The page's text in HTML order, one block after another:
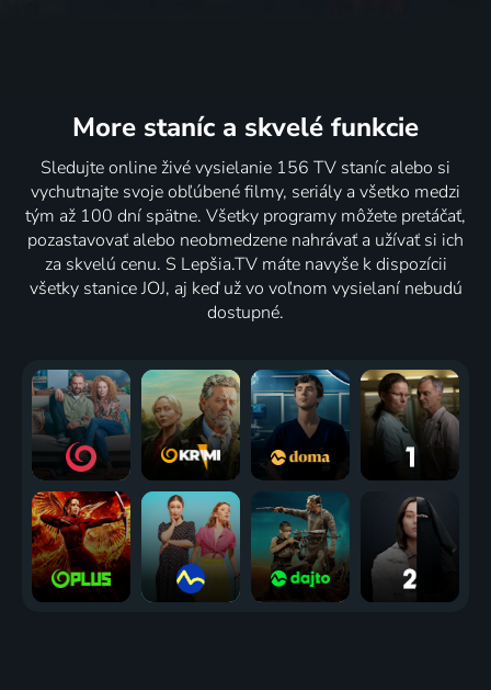
More staníc a skvelé funkcie
Sledujte online živé vysielanie 156 TV staníc alebo si
vychutnajte svoje obľúbené filmy, seriály a všetko medzi
tým až 100 dní spätne. Všetky programy môžete pretáčať,
pozastavovať alebo neobmedzene nahrávať a užívať si ich
za skvelú cenu. S Lepšia.TV máte navyše k dispozícii
všetky stanice JOJ, aj keď už vo voľnom vysielaní nebudú
dostupné.